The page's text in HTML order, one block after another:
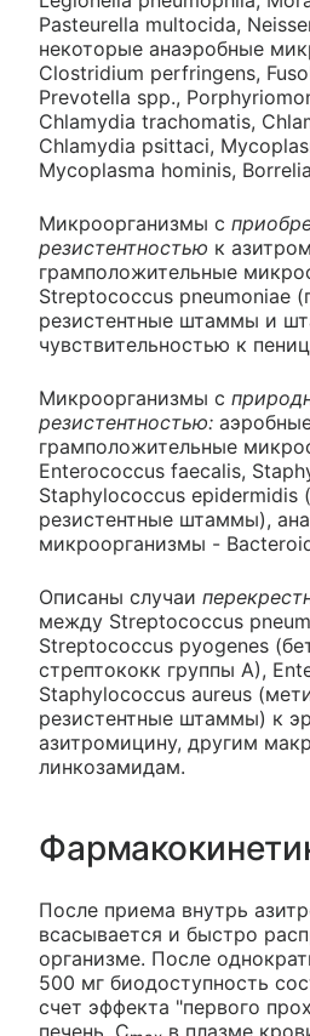
Pasteurella multocida,
некоторые анаэробные
Clostridium perfringens,
Prevotella spp.,
Chlamydia trachomatis,
Chlamydia psittaci,
Mycoplasma hominis,
Микроорганизмы с
резистентностью к
грамположительные
Streptococcus pneumoniae
резистентные штаммы и
чувствительностью к
Микроорганизмы с
резистентностью:
грамположительные
Enterococcus faecalis,
Staphylococcus epidermidis
резистентные штаммы),
микроорганизмы -
Описаны случаи
между Streptococcus
Streptococcus pyogenes
стрептококк группы A),
Staphylococcus aureus
резистентные штаммы) к
азитромицину, другим
линкозамидам.
После приема внутрь
всасывается и быстро
организме. После
500 мг биодоступность
счет эффекта "первого
печень. C
в плазме